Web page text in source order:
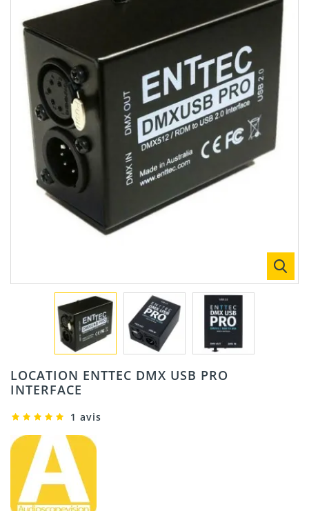
LOCATION ENTTEC DMX USB PRO
INTERFACE
1 avis